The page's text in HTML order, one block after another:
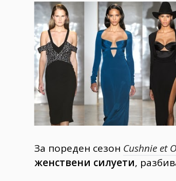
Пътувай
237
Здраве 389
Gentlemen
382
Wellness 1817
ПОСЛЕДВАЙТЕ
НИ
За пореден сезон Cushnie et
женствени силуети,